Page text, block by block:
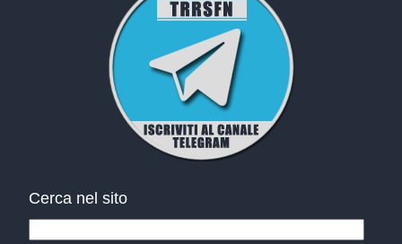
Cerca nel sito